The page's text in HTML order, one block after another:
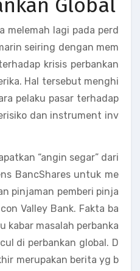
Global
melemah lagi pada perd
seiring dengan mem
krisis perbankan
Hal tersebut menghi
pelaku pasar terhadap
dan instrument inv
“angin segar” dari
BancShares untuk me
pinjaman pemberi pinja
Valley Bank. Fakta ba
kabar masalah perbanka
di perbankan global. D
merupakan berita yg b